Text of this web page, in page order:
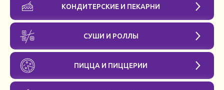
КОНДИТЕРСКИЕ И ПЕКАРНИ
СУШИ И РОЛЛЫ
ПИЦЦА И ПИЦЦЕРИИ